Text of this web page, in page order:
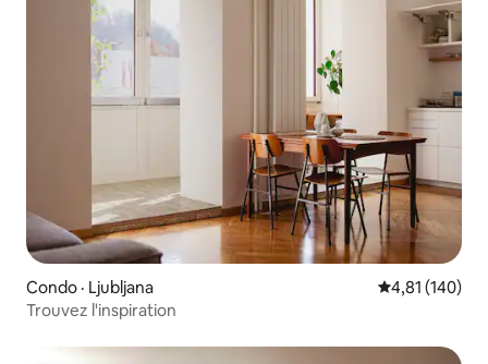
Condo · Ljubljana Note
4,81 (140)
Trouvez l'inspiration